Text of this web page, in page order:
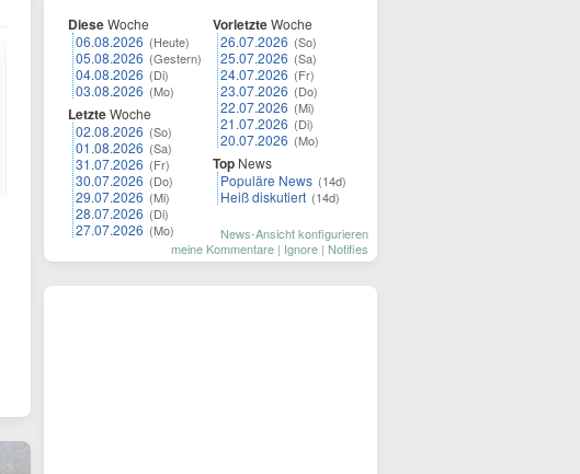
DieseWoche
06.08.2026 (Heute)
05.08.2026 (Gestern)
04.08.2026 (Di)
03.08.2026 (Mo)
LetzteWoche
02.08.2026 (So)
01.08.2026 (Sa)
31.07.2026 (Fr)
30.07.2026 (Do)
29.07.2026 (Mi)
28.07.2026 (Di)
27.07.2026 (Mo)
VorletzteWoche
26.07.2026 (So)
25.07.2026 (Sa)
24.07.2026 (Fr)
23.07.2026 (Do)
22.07.2026 (Mi)
21.07.2026 (Di)
20.07.2026 (Mo)
Top News
Populäre News (14d)
Heiß diskutiert (14d)
News-Ansicht konfigurieren
meine Kommentare | Ignore | Notifies